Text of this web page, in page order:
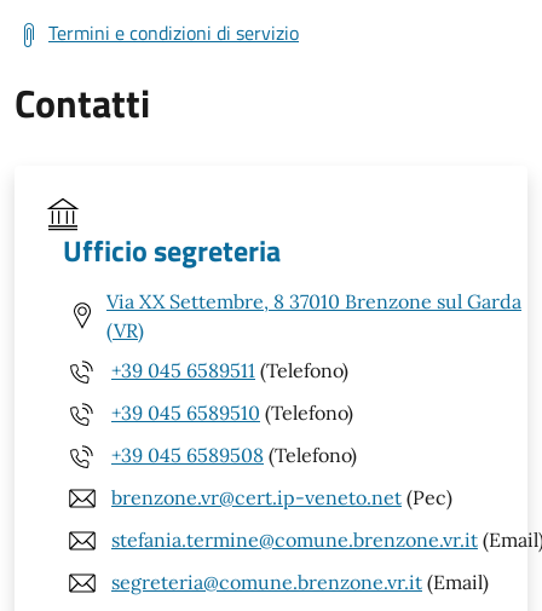
Termini e condizioni di servizio
Contatti
Ufficio segreteria
Via XX Settembre, 8 37010 Brenzone sul Garda
(VR)
+39 045 6589511 (Telefono)
+39 045 6589510 (Telefono)
+39 045 6589508 (Telefono)
brenzone.vr@cert.ip-veneto.net (Pec)
stefania.termine@comune.brenzone.vr.it
segreteria@comune.brenzone.vr.it (Email)